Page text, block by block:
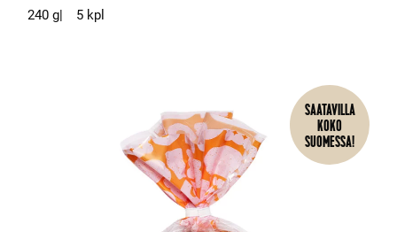
240 g 5 kpl
SAATAVILLA
KOKO
SUOMESSA!